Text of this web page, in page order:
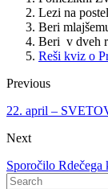
Lezi na
Beri
Beri v dveh
Reši kviz o
Previous
22. april –
Next
Sporočilo Rdečega